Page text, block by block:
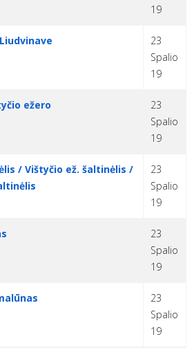
19
23
Spalio
19
ežero
23
Spalio
19
/ Vištyčio ež. šaltinėlis /
23
Spalio
19
23
Spalio
19
23
Spalio
19